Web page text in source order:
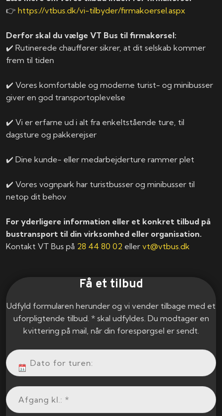
👉https://vtbus.dk/vi-tilbyder/firmakoersel.aspx
Derfor skal du vælge VT Bus til firmakørsel:
✔️ Rutinerede chauffører sikrer, at dit selskab kommer
frem til tiden
✔️ Vores komfortable og moderne turist- og minibusser
giver en god transportoplevelse
✔️ Vi er erfarne ud i alt fra enkeltstående ture, til
dagsture og pakkerejser
✔️ Dine kunde- eller medarbejderture rammer plet
✔️ Vores vognpark har turistbusser og minibusser til
netop dit behov
For yderligere information eller et konkret tilbud på
bustransport til din virksomhed eller organisation.
Kontakt VT Bus på 28 44 80 02 ellervt@vtbus.dk
Få et tilbud
Udfyld formularen herunder og vi vender tilbage med et
uforpligtende tilbud. * skal udfyldes. Du modtager en
kvittering på mail, når din forespørgsel er sendt.